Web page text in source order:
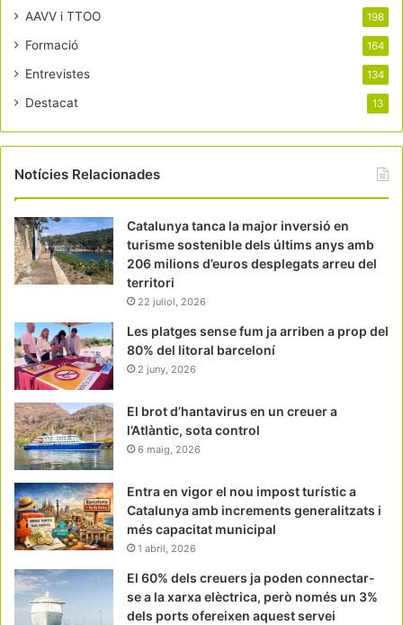
AAVV i TTOO 198
Formació 164
Entrevistes 134
Destacat 13
Notícies Relacionades
Catalunya tanca la major inversió en
turisme sostenible dels últims anys amb
206 milions d’euros desplegats arreu del
territori
22 juliol, 2026
Les platges sense fum ja arriben a prop del
80% del litoral barceloní
2 juny, 2026
El brot d’hantavirus en un creuer a
l’Atlàntic, sota control
6 maig, 2026
Entra en vigor el nou impost turístic a
Catalunya amb increments generalitzats i
més capacitat municipal
1 abril, 2026
El 60% dels creuers ja poden connectar-
se a la xarxa elèctrica, però només un 3%
dels ports ofereixen aquest servei